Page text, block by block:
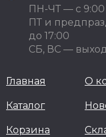
ПН-ЧТ — с 9:00
ПТ и
до 17:00
СБ, ВС —
Главная
Каталог
Корзина
О